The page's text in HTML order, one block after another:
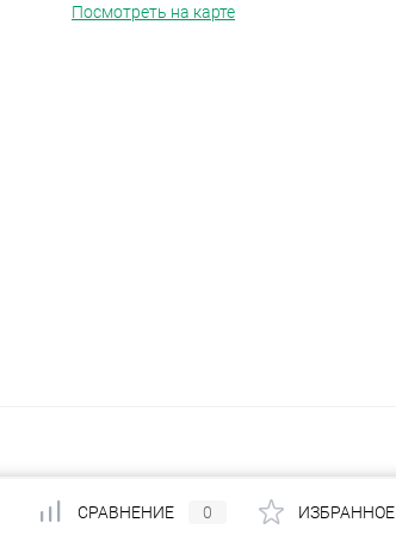
Посмотреть на карте
СРАВНЕНИЕ 0 ИЗБРАННОЕ